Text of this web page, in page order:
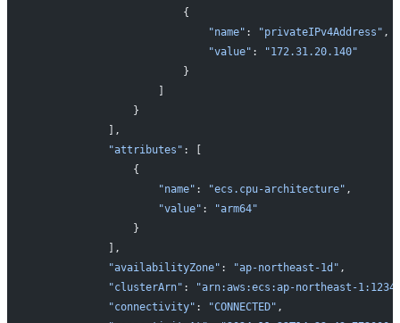
                       {
                           "name"
: "privateIPv4Address" ,
                           "value"
:
"172.31.20.140"
                       }
               }
           ],
           "attributes"
: [
               {
                   "name"
: "ecs.cpu-architecture" ,
                   "value"
:
"arm64"
               }
           ],
           "availabilityZone"
: "ap-northeast-1d" ,
           "clusterArn"
:
"arn:aws:ecs:ap-northeast-
           "connectivity"
: "CONNECTED" ,